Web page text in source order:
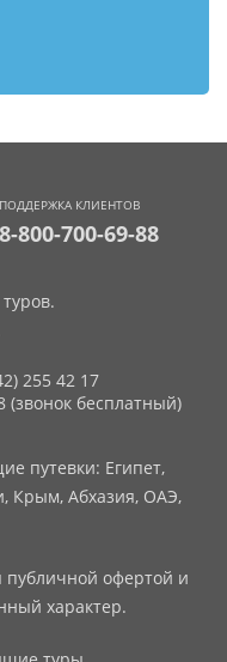
ПОДДЕРЖКА КЛИЕНТОВ
8-800-700-69-88
255 42 17
бесплатный)
путевки: Египет,
Крым, Абхазия, ОАЭ,
публичной офертой и
характер.